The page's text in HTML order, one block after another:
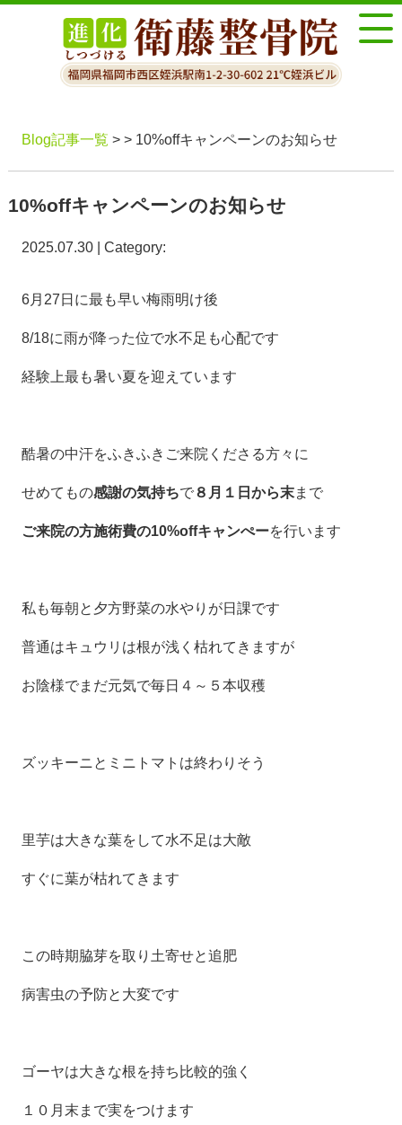
Blog記事一覧 > > 10%offキャンペーンのお知らせ
10%offキャンペーンのお知らせ
2025.07.30 | Category:
6月27日に最も早い梅雨明け後
8/18に雨が降った位で水不足も心配です
経験上最も暑い夏を迎えています
酷暑の中汗をふきふきご来院くださる方々に
せめてもの感謝の気持ちで８月１日から末まで
ご来院の方施術費の10%offキャンぺーを行います
私も毎朝と夕方野菜の水やりが日課です
普通はキュウリは根が浅く枯れてきますが
お陰様でまだ元気で毎日４～５本収穫
ズッキーニとミニトマトは終わりそう
里芋は大きな葉をして水不足は大敵
すぐに葉が枯れてきます
この時期脇芽を取り土寄せと追肥
病害虫の予防と大変です
ゴーヤは大きな根を持ち比較的強く
１０月末まで実をつけます